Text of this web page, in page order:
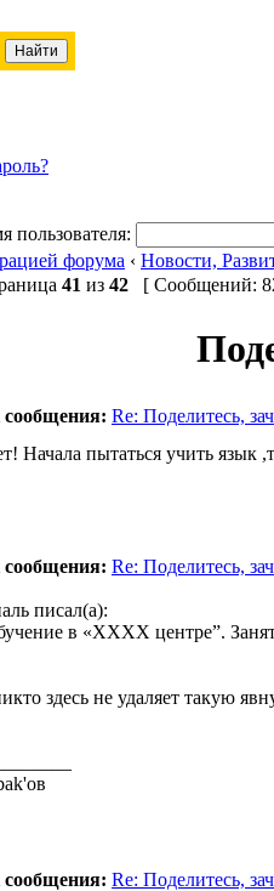
пользователя:
форума ‹ Новости,
41 из 42 [ Сообщений:
сообщения: Re: Поделитесь,
Начала пытаться учить язык
сообщения: Re: Поделитесь,
писал(а):
в «ХХХХ центре”.
здесь не удаляет такую
сообщения: Re: Поделитесь,